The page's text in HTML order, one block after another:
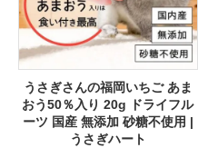
うさぎさんの福岡いちご あま
おう50％入り 20g ドライフル
ーツ 国産 無添加 砂糖不使用 |
うさぎハート